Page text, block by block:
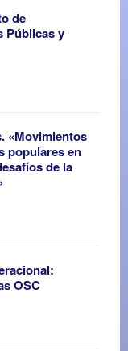
de
Públicas y
«Movimientos
populares en
de la
OSC